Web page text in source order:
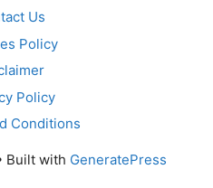
Us
Policy
Policy
Conditions
Built with GeneratePress